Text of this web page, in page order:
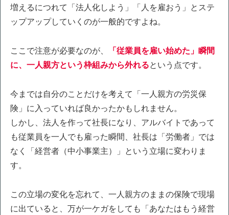
増えるにつれて「法人化しよう」「人を雇おう」とステ
ップアップしていくのが一般的ですよね。
ここで注意が必要なのが、
「従業員を雇い始めた」瞬間
に、一人親方という枠組みから外れるという点です。
今までは自分のことだけを考えて「一人親方の労災保
険」に入っていれば良かったかもしれません。
しかし、法人を作って社長になり、アルバイトであって
も従業員を一人でも雇った瞬間、社長は「労働者」では
なく「経営者（中小事業主）」という立場に変わりま
す。
この立場の変化を忘れて、一人親方のままの保険で現場
に出ていると、万が一ケガをしても「あなたはもう経営